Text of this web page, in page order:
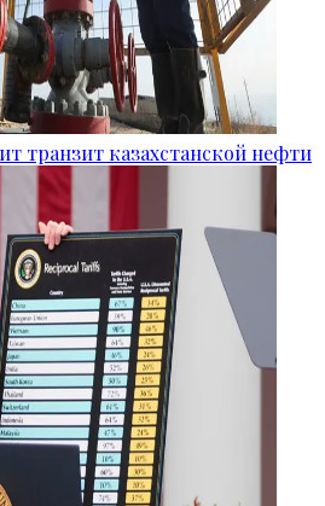
транзит казахстанской нефти